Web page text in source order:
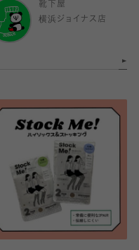
靴下屋
横浜ジョイナス店